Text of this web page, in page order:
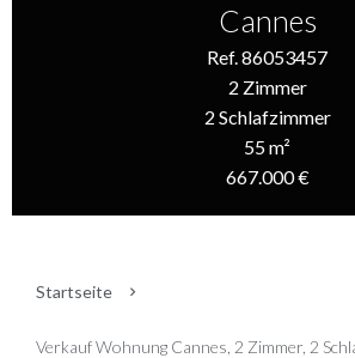
Cannes
Ref. 86053457
2 Zimmer
2 Schlafzimmer
55 m²
667.000 €
Startseite
Verkauf Wohnung Cannes, 2 Zimmer, 2